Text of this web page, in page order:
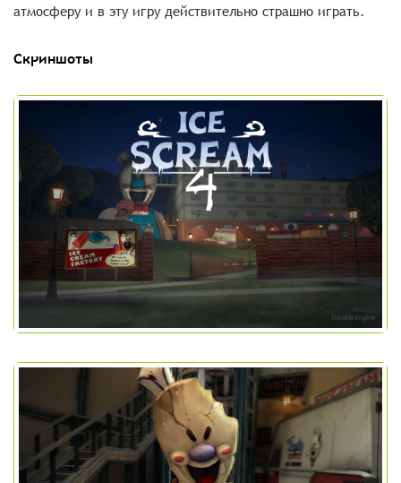
атмосферу и в эту игру действительно страшно играть.
Скриншоты